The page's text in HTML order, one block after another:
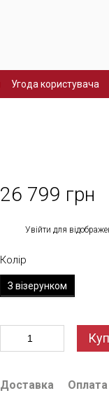
Угода користувача
26 799 грн
Увійти для
Колір
З візерунком
Доставка Оплата